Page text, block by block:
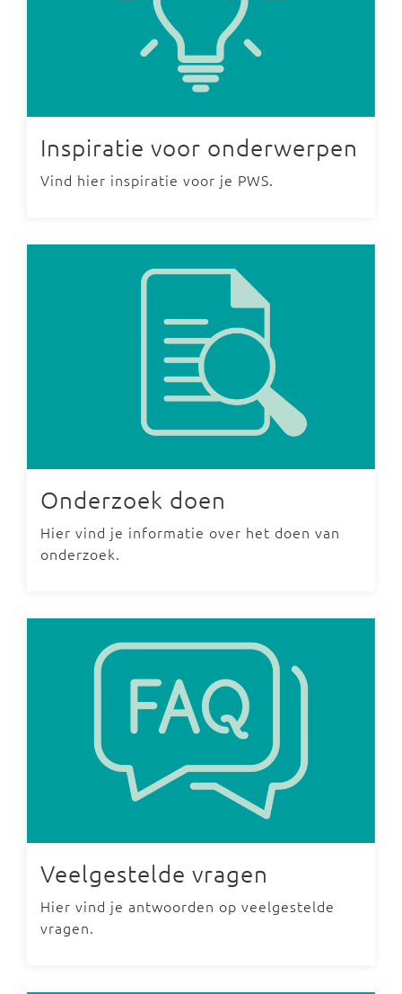
Inspiratie voor onderwerpen
Vind hier inspiratie voor je PWS.
Onderzoek doen
Hier vind je informatie over het doen van
onderzoek.
Veelgestelde vragen
Hier vind je antwoorden op veelgestelde
vragen.